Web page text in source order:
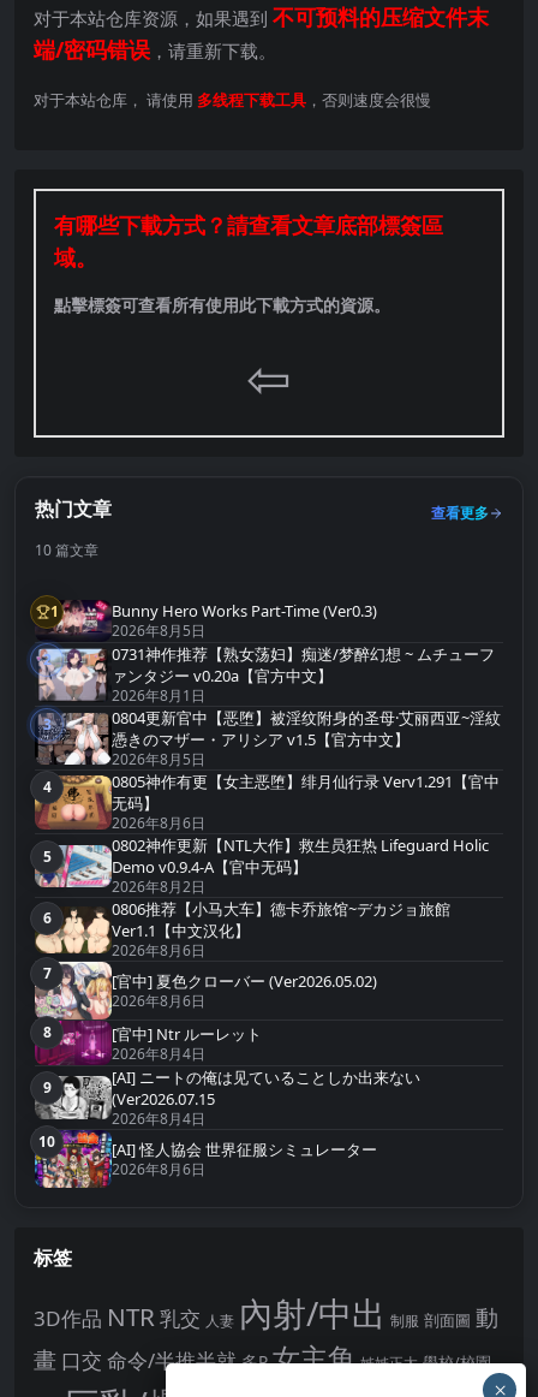
对于本站仓库资源，如果遇到 不可预料的压缩文件末
端/密码错误 ，请重新下载。
对于本站仓库， 请使用 多线程下载工具 ，否则速度会很慢
有哪些下載方式？請查看文章底部標簽區
域。
點擊標簽可查看所有使用此下載方式的資源。
⇦
热门文章
查看更多
10 篇文章
第1名
1 Bunny Hero Works Part-Time (Ver0.3)
2026年8月5日
第2名
2
0731神作推荐【熟女荡妇】痴迷/梦醉幻想 ~ ムチューフ
ァンタジー v0.20a【官方中文】
2026年8月1日
第3名
3
0804更新官中【恶堕】被淫纹附身的圣母·艾丽西亚~淫紋
憑きのマザー・アリシア v1.5【官方中文】
2026年8月5日
第4名
4
0805神作有更【女主恶堕】绯月仙行录 Verv1.291【官中
无码】
2026年8月6日
第5名
5
0802神作更新【NTL大作】救生员狂热 Lifeguard Holic
Demo v0.9.4-A【官中无码】
2026年8月2日
第6名
6
0806推荐【小马大车】德卡乔旅馆~デカジョ旅館
Ver1.1【中文汉化】
2026年8月6日
第7名
7 [官中] 夏色クローバー (Ver2026.05.02)
2026年8月6日
第8名
8 [官中] Ntr ルーレット
2026年8月4日
第9名
9
[AI] ニートの俺は见ていることしか出来ない
(Ver2026.07.15
2026年8月4日
第10名
10 [AI] 怪人協会 世界征服シミュレーター
2026年8月6日
标签
3D作品 NTR乳交 人妻 內射/中出 制服 剖面圖 動
畫 口交 命令/半推半就 多P 女主角 姊姊正太 學校/校園